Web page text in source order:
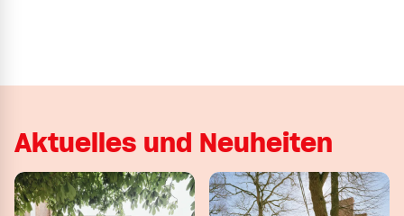
Aktuelles und Neuheiten